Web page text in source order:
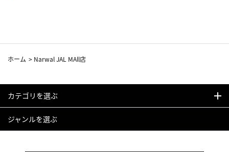
ホーム > Narwal JAL MAll店
カテゴリを選ぶ
ジャンルを選ぶ